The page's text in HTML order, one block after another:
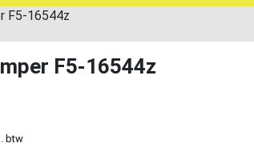
F5-16544z
F5-16544z
btw